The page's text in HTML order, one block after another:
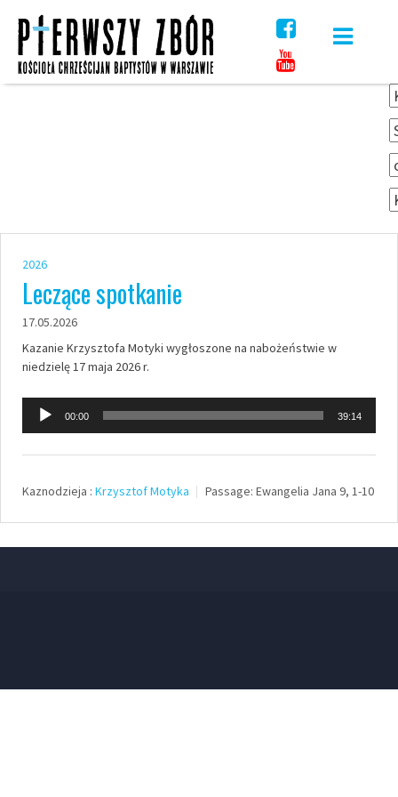
content
2026
Leczące spotkanie
17.05.2026
Kazanie Krzysztofa Motyki wygłoszone na nabożeństwie w
niedzielę 17 maja 2026 r.
Odtwarzacz
plików
dźwiękowych
00:00 39:14
Kaznodzieja : Krzysztof Motyka Passage: Ewangelia Jana 9, 1-10